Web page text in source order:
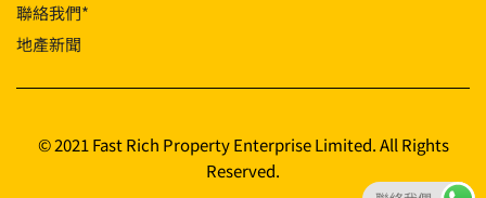
聯絡我們*
地產新聞
© 2021 Fast Rich Property Enterprise Limited. All Rights
Reserved.